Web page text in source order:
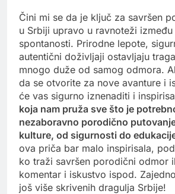
Čini mi se da je ključ za savršen
u Srbiji upravo u ravnoteži
spontanosti. Prirodne lepote,
autentični doživljaji ostavljaju
mnogo duže od samog odmora.
da se otvorite za nove avanture i
će vas sigurno iznenaditi i
koja nam pruža sve što je
nezaboravno porodično
kulture, od sigurnosti do
ova priča bar malo inspirisala,
ko traži savršen porodični odmor
komentar i iskustvo ispod.
još više skrivenih dragulja Srbije!